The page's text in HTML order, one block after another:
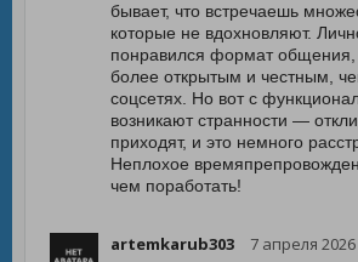
бывает, что встречаешь
которые не вдохновляют.
понравился формат общения,
более открытым и честным,
соцсетях. Но вот с
возникают странности —
приходят, и это немного
Неплохое
чем поработать!
artemkarub303 7 апреля